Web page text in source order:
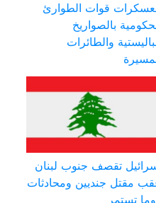
قوات الطوارئ
بالصواريخ
والطائرات
تقصف جنوب لبنان
مقتل جنديين ومحادثات
تستمر